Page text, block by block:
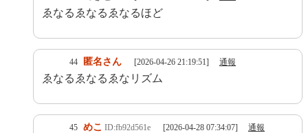
ゑなるゑなるゑなるほど
44 匿名さん [2026-04-26 21:19:51] 通報
ゑなるゑなるゑなリズム
45 めこ ID:fb92d561e [2026-04-28 07:34:07] 通報